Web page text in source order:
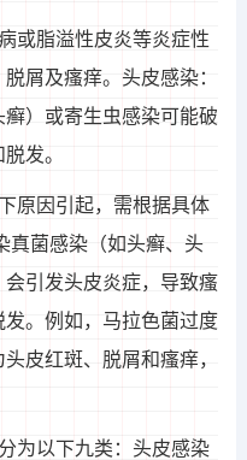
或脂溢性皮炎等炎症性
屑及瘙痒。头皮感染：
）或寄生虫感染可能破
发。
原因引起，需根据具体
真菌感染（如头癣、头
引发头皮炎症，导致瘙
。例如，马拉色菌过度
皮红斑、脱屑和瘙痒，
为以下九类：头皮感染